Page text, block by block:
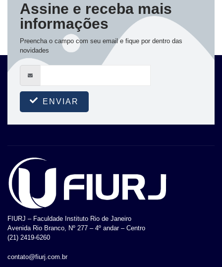
Assine e receba mais
informações
Preencha o campo com seu email e fique por dentro das
novidades
ENVIAR
FIURJ – Faculdade Instituto Rio de Janeiro
Avenida Rio Branco, Nº 277 – 4º andar – Centro
(21) 2419-6260
contato@fiurj.com.br